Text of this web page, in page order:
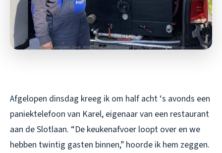
Afgelopen dinsdag kreeg ik om half acht ‘s avonds een
paniektelefoon van Karel, eigenaar van een restaurant
aan de Slotlaan. “De keukenafvoer loopt over en we
hebben twintig gasten binnen,” hoorde ik hem zeggen.